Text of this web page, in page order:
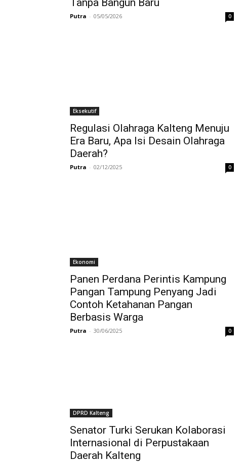
Putra - 05/05/2026 0
Eksekutif
Regulasi Olahraga Kalteng Menuju
Era Baru, Apa Isi Desain Olahraga
Daerah?
Putra - 02/12/2025 0
Ekonomi
Panen Perdana Perintis Kampung
Pangan Tampung Penyang Jadi
Contoh Ketahanan Pangan
Berbasis Warga
Putra - 30/06/2025 0
DPRD Kalteng
Senator Turki Serukan Kolaborasi
Internasional di Perpustakaan
Daerah Kalteng